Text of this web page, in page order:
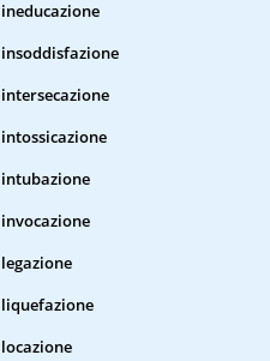
ineducazione
insoddisfazione
intersecazione
intossicazione
intubazione
invocazione
legazione
liquefazione
locazione